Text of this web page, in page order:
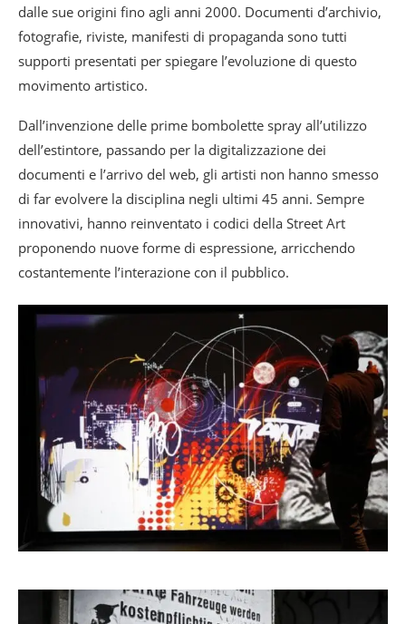
dalle sue origini fino agli anni 2000. Documenti d’archivio,
fotografie, riviste, manifesti di propaganda sono tutti
supporti presentati per spiegare l’evoluzione di questo
movimento artistico.
Dall’invenzione delle prime bombolette spray all’utilizzo
dell’estintore, passando per la digitalizzazione dei
documenti e l’arrivo del web, gli artisti non hanno smesso
di far evolvere la disciplina negli ultimi 45 anni. Sempre
innovativi, hanno reinventato i codici della Street Art
proponendo nuove forme di espressione, arricchendo
costantemente l’interazione con il pubblico.